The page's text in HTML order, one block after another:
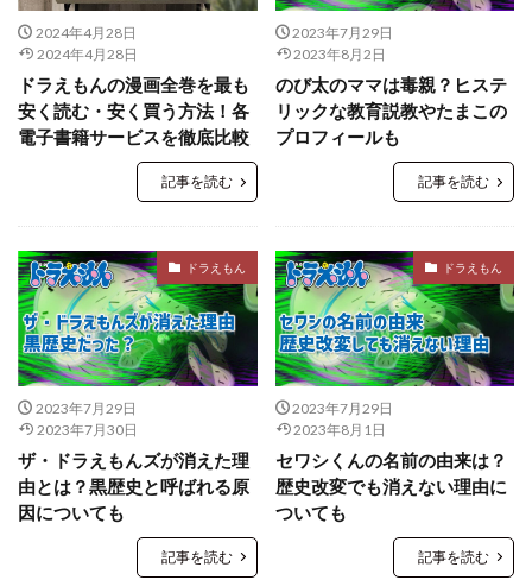
2024年4月28日
2024年4月28日
ドラえもんの漫画全巻を最も
安く読む・安く買う方法！各
電子書籍サービスを徹底比較
記事を読む
2023年7月29日
2023年8月2日
のび太のママは毒親？ヒステ
リックな教育説教やたまこの
プロフィールも
記事を読む
ドラえもん
2023年7月29日
2023年7月30日
ザ・ドラえもんズが消えた理
由とは？黒歴史と呼ばれる原
因についても
記事を読む
ドラえもん
2023年7月29日
2023年8月1日
セワシくんの名前の由来は？
歴史改変でも消えない理由に
ついても
記事を読む